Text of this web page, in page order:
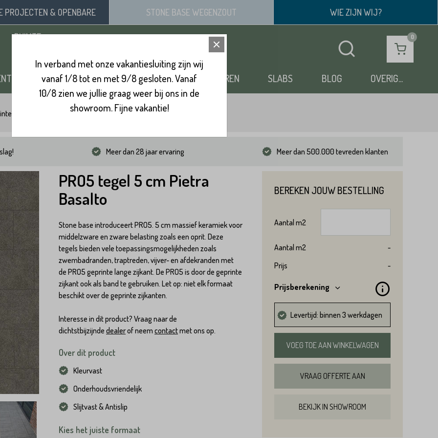
PROJECTEN & OPENBARE
RUIMTE
STONE BASE WEGENZOUT WIE ZIJN WIJ?
ZAND, SIERGRIND & SPLIT BINNENVLOEREN SLABS BLOG OVERIG...
60x60 PRO5 tegel 5 cm Pietra Basalto
Meer dan 28 jaar ervaring Meer dan 500.000 tevreden klanten
PRO5 tegel 5 cm Pietra
Basalto
Stone base introduceert PRO5. 5 cm massief keramiek voor
middelzware en zware belasting zoals een oprit. Deze
tegels bieden vele toepassingsmogelijkheden zoals
zwembadranden, traptreden, vijver- en afdekranden met
de PRO5 geprinte lange zijkant. De PRO5 is door de geprinte
zijkant ook als band te gebruiken. Let op: niet elk formaat
beschikt over de geprinte zijkanten.
Interesse in dit product? Vraag naar de
dichtstbijzijnde dealerof neem contactmet ons op.
Over dit product
Kleurvast
Onderhoudsvriendelijk
Slijtvast & Antislip
Kies het juiste formaat
BEREKEN JOUW BESTELLING
Aantal m2
Aantal m2
-
Prijs
-
Prijsberekening
Levertijd: binnen 3 werkdagen
VOEG TOE AAN WINKELWAGEN
VRAAG OFFERTE AAN
BEKIJK IN SHOWROOM
In verband met onze vakantiesluiting zijn wij
vanaf 1/8 tot en met 9/8 gesloten. Vanaf
10/8 zien we jullie graag weer bij ons in de
showroom. Fijne vakantie!